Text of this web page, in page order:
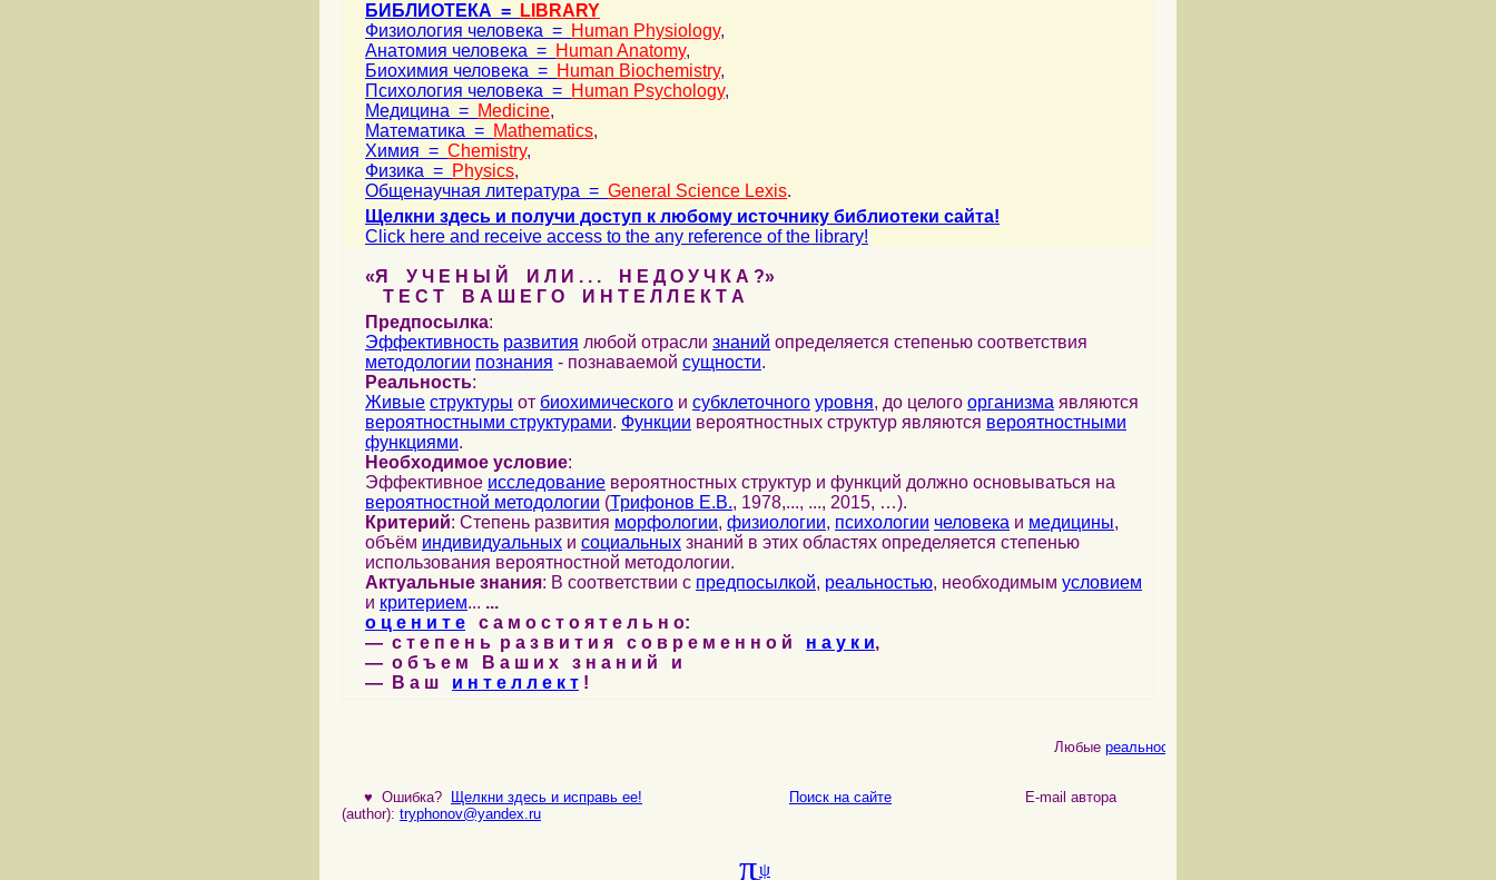
БИБЛИОТЕКА =
LIBRARY
Физиология человека = Human Physiology,
Анатомия человека = Human Anatomy,
Биохимия человека = Human Biochemistry,
Психология человека = Human Psychology,
Медицина = Medicine,
Математика = Mathematics,
Химия = Chemistry,
Физика = Physics,
Общенаучная литература = General Science Lexis.
Щелкни здесь и получи доступ к любому источнику библиотеки сайта!
Click here and receive access to the any reference of the library!
«Я У Ч Е Н Ы Й И Л И . . . Н Е Д О У Ч К А ?»
Т Е С Т В А Ш Е Г О И Н Т Е Л Л Е К Т А
Предпосылка:
Эффективность развития любой отрасли знаний определяется степенью соответствия
методологии познания - познаваемой сущности.
Реальность:
Живые структуры от биохимического и субклеточного уровня, до целого организма являются
вероятностными структурами. Функции вероятностных структур являются вероятностными
функциями.
Необходимое условие:
Эффективное исследование вероятностных структур и функций должно основываться на
вероятностной методологии (Трифонов Е.В., 1978,..., ..., 2015, …).
Критерий: Степень развития морфологии, физиологии, психологии человека и медицины,
объём индивидуальных и социальных знаний в этих областях определяется степенью
использования вероятностной методологии.
Актуальные знания: В соответствии с предпосылкой, реальностью, необходимым условием
и критерием... ...
о ц е н и т е с а м о с т о я т е л ь н о:
— с т е п е н ь р а з в и т и я с о в р е м е н н о й н а у к и,
— о б ъ е м В а ш и х з н а н и й и
— В а ш и н т е л л е к т !
Любыереальности
♥ Ошибка? Щелкни здесь и исправь ее! Поиск на сайте E-mail автора
(author): tryphonov@yandex.ru
πψ